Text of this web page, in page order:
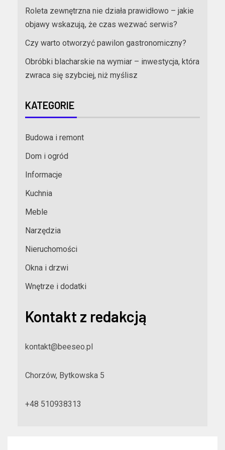
Roleta zewnętrzna nie działa prawidłowo – jakie
objawy wskazują, że czas wezwać serwis?
Czy warto otworzyć pawilon gastronomiczny?
Obróbki blacharskie na wymiar – inwestycja, która
zwraca się szybciej, niż myślisz
KATEGORIE
Budowa i remont
Dom i ogród
Informacje
Kuchnia
Meble
Narzędzia
Nieruchomości
Okna i drzwi
Wnętrze i dodatki
Kontakt z redakcją
kontakt@beeseo.pl
Chorzów, Bytkowska 5
+48 510938313